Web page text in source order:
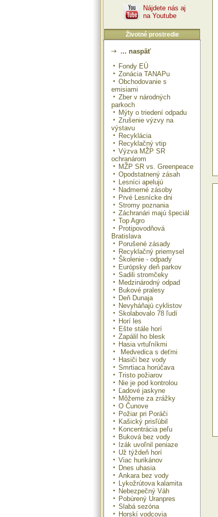
Nájdete nás aj
na Youtube
Životné prostredie
... naspäť
Fondy EÚ
Zonácia TANAPu
Obchodovanie s
emisiami
Zber v národných
parkoch
Mýty o triedení odpadu
Zrušenie výzvy na
výstavu
Recyklácia
Recyklačný vtip
Výzva MŽP SR
ochranárom
MŽP SR vs. Greenpeace
Opodstatnený zásah
Lesníci apelujú
Nadmerné zásoby
Prvé Lesnícke dni
Stromy poznania
Záchranári majú špeciál
Top Agro
Protipovodňová
Bratislava
Porušené zásady
Recyklačný priemysel
Školenie - odpady
Európsky deň parkov
Sadili stromčeky
Medzinárodný odpad
Bukové pralesy
Deň Dunaja
Nevyháňajú cyklistov
Skolabovalo 78 ľudí
Horí les
Ešte stále horí
Zapálil ho blesk
Hasia vrtuľníkmi
Medvedica s deťmi
Hasiči bez vody
Smrtiaca horúčava
Tristo požiarov
Nie je pod kontrolou
Ľadové jaskyne
Môžeme za zrážky
O Čunove
Požiar pri Poráči
Kašický prisľúbil
Koncentrácia peľu
Buková bez vody
Izák uvoľnil peniaze
Už týždeň horí
Viac hurikánov
Dnes uhasia
Ankara bez vody
Lykožrútova kalamita
Nebezpečný Váh
Pobúrený Uranpres
Slabá sezóna
Horskí vodcovia